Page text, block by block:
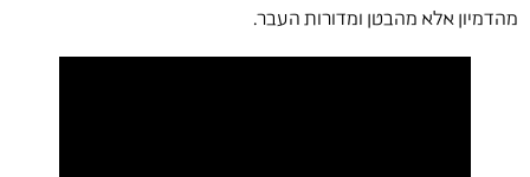
מהדמיון אלא מהבטן ומדורות העבר.